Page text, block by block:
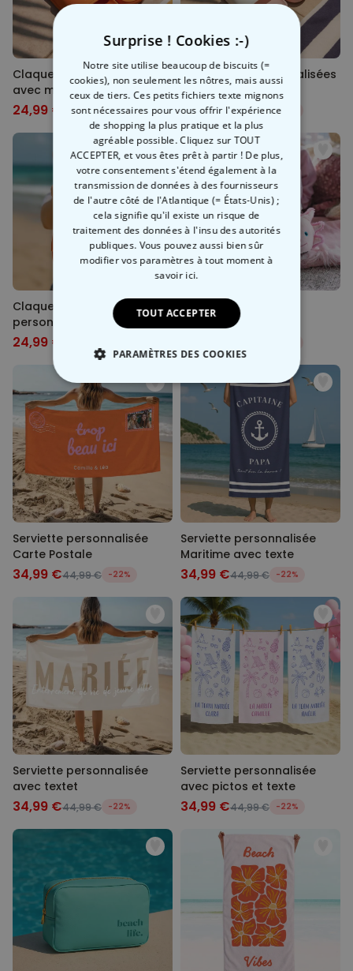
Claquettes personnalisées
avec monogramme
24,99 € 34,99 € -29%
Claquettes personnalisées
avec deux lignes
24,99 €34,99 € -29%
Claquettes Aperol
personnalisées avec année
24,99 €
Chaussons Axolotl
Serviette personnalisée
Carte Postale
34,99 €44,99 € -22%
Serviette personnalisée
Maritime avec texte
34,99 €44,99 € -22%
Serviette personnalisée
avec textet
34,99 €44,99 € -22%
Serviette personnalisée
avec pictos et texte
34,99 €44,99 € -22%
Surprise ! Cookies :-)
Notre site utilise beaucoup de biscuits (=
cookies), non seulement les nôtres, mais aussi
ceux de tiers. Ces petits fichiers texte mignons
sont nécessaires pour vous offrir l'expérience
de shopping la plus pratique et la plus
agréable possible. Cliquez sur TOUT
ACCEPTER, et vous êtes prêt à partir ! De plus,
votre consentement s'étend également à la
transmission de données à des fournisseurs
de l'autre côté de l'Atlantique (= États-Unis) ;
cela signifie qu'il existe un risque de
traitement des données à l'insu des autorités
publiques. Vous pouvez aussi bien sûr
modifier vos paramètres à tout momentà
savoir ici.
TOUT ACCEPTER
PARAMÈTRES DES COOKIES
STRICTEMENT NÉCESSAIRE
PERFORMANCE
COMMERCIALISATION
NON CLASSÉ